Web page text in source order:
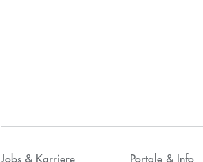
Jobs & Karriere Portale & Info